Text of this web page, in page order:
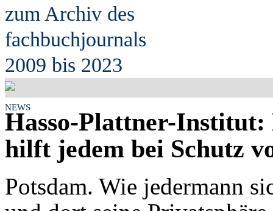
zum Archiv des
fachbuchjournals
2009 bis 2023
NEWS
Hasso-Plattner-
hilft jedem bei Schutz
Potsdam. Wie jedermann